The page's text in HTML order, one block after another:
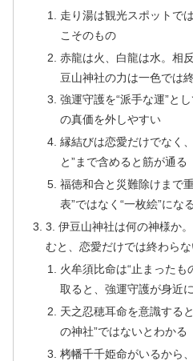
走り湯は観光スポットで
こそのもの
赤龍は火、白龍は水。相
豆山神社の力は一色では
強運守護を“派手な運”と
の真価を外しやすい
縁結びは恋愛だけでなく
と”まで含めると筋が通る
福徳和合と災難除けまで
表”ではなく“一枚絵”になる
3. 伊豆山神社は何の神様か
むと、恋愛だけでは終わら
火牟須比命は“止まったも
取ると、強運守護が身近
天之忍穂耳命を意識する
の神社”ではないとわかる
栲幡千千姫命がいるから